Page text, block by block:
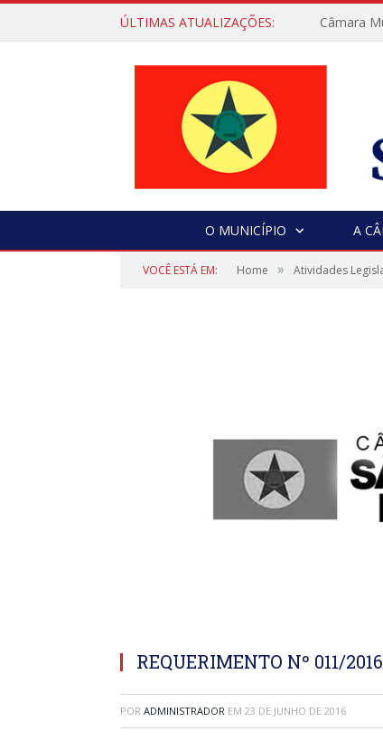
ÚLTIMAS ATUALIZAÇÕES: Câmara
O MUNICÍPIO A
VOCÊ ESTÁ EM: Home » Atividades
REQUERIMENTO Nº 011/2016
POR ADMINISTRADOR EM 23 DE JUNHO DE 2016